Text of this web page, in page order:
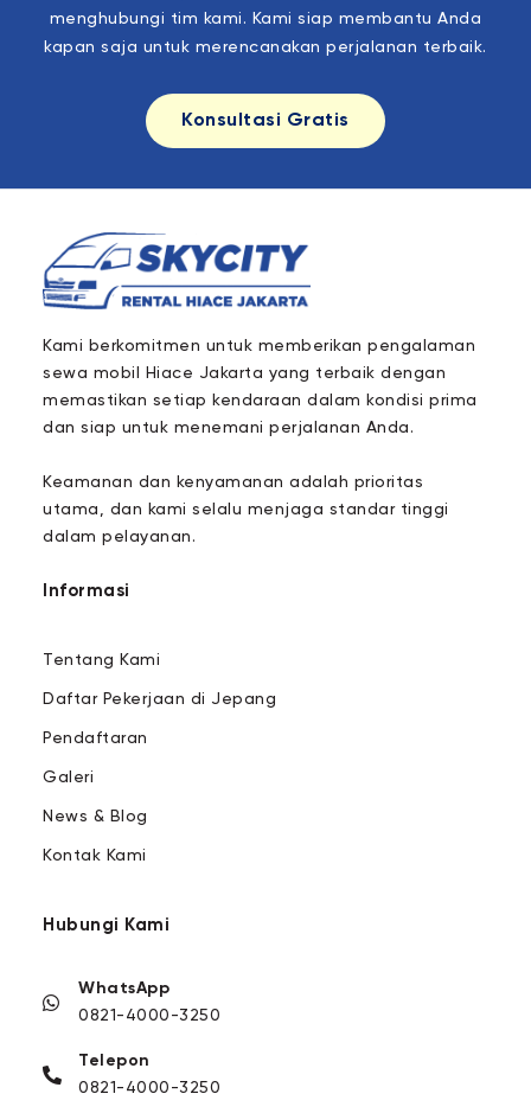
menghubungi tim kami. Kami siap membantu Anda
kapan saja untuk merencanakan perjalanan terbaik.
Konsultasi Gratis
Kami berkomitmen untuk memberikan pengalaman
sewa mobil Hiace Jakarta yang terbaik dengan
memastikan setiap kendaraan dalam kondisi prima
dan siap untuk menemani perjalanan Anda.
Keamanan dan kenyamanan adalah prioritas
utama, dan kami selalu menjaga standar tinggi
dalam pelayanan.
Informasi
Tentang Kami
Daftar Pekerjaan di Jepang
Pendaftaran
Galeri
News & Blog
Kontak Kami
Hubungi Kami
WhatsApp
0821-4000-3250
Telepon
0821-4000-3250